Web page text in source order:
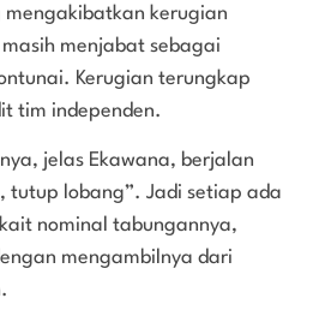
kerugian
menjabat sebagai
Kerugian terungkap
tim independen.
jelas Ekawana, berjalan
tutup lobang”. Jadi setiap ada
nominal tabungannya,
mengambilnya dari